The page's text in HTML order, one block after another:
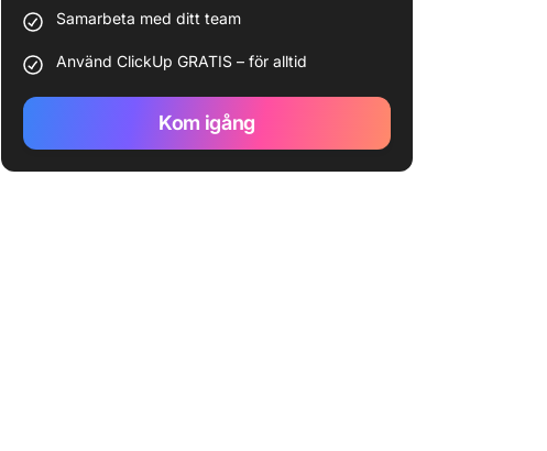
Samarbeta med ditt team
Använd ClickUp GRATIS – för alltid
Kom igång